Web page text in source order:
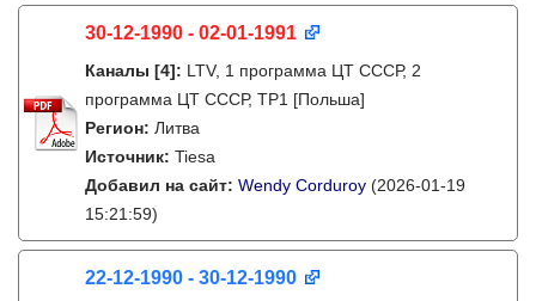
30-12-1990 - 02-01-1991
Каналы [4]: LTV, 1 программа ЦТ СССР, 2
программа ЦТ СССР, TP1 [Польша]
Регион: Литва
Источник: Tiesa
Добавил на сайт: Wendy Corduroy (2026-01-19
15:21:59)
22-12-1990 - 30-12-1990